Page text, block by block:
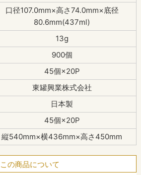
口径107.0mm×高さ74.0mm×底径
80.6mm(437ml)
13g
900個
45個×20P
東罐興業株式会社
日本製
45個×20P
縦540mm×横436mm×高さ450mm
この商品について